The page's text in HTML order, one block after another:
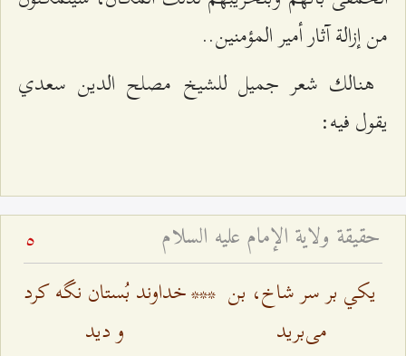
من إزالة آثار أمير المؤمنين..
هنالك شعر جميل للشيخ مصلح الدين سعدي
يقول فيه:
حقيقة ولاية الإمام عليه السلام 5
يكي بر سر شاخ، بن
می‌برید
***خداوند بُستان نگه کرد
و ديد